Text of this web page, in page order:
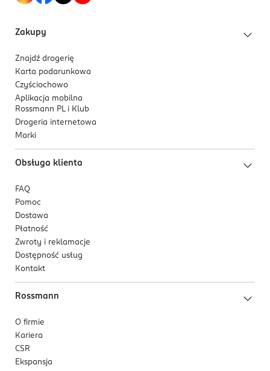
Zakupy
Znajdź drogerię
Karta podarunkowa
Czyściochowo
Aplikacja mobilna
Rossmann PL i Klub
Drogeria internetowa
Marki
Obsługa klienta
FAQ
Pomoc
Dostawa
Płatność
Zwroty i reklamacje
Dostępność usług
Kontakt
Rossmann
O firmie
Kariera
CSR
Ekspansja